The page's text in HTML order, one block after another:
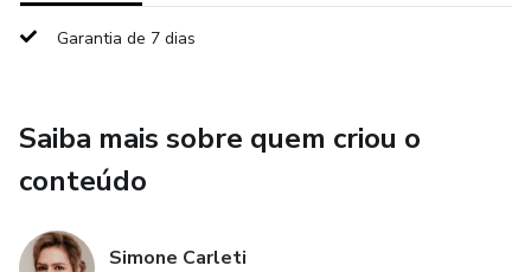
✔️ **Táticas de marketing e fidelização.
🔥 Oportunidade exclusiva: Apenas por tempo limitado! 🔥
Se você quer garantir 2025 repleto de vendas , **não
promoções irresistíveis e vender muito mais .
Garantia de 7 dias
Saiba mais sobre quem criou o
conteúdo
Simone Carleti